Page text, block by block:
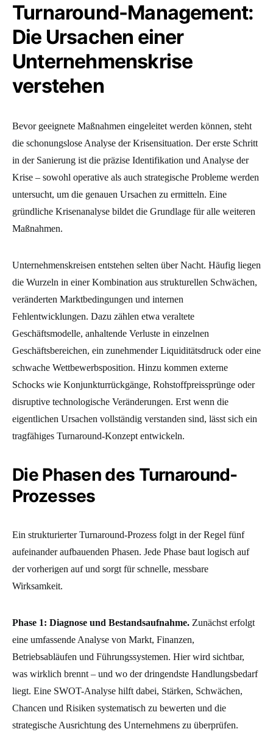
Turnaround-Management:
Die Ursachen einer
Unternehmenskrise
verstehen
Bevor geeignete Maßnahmen eingeleitet werden können, steht
die schonungslose Analyse der Krisensituation. Der erste Schritt
in der Sanierung ist die präzise Identifikation und Analyse der
Krise – sowohl operative als auch strategische Probleme werden
untersucht, um die genauen Ursachen zu ermitteln. Eine
gründliche Krisenanalyse bildet die Grundlage für alle weiteren
Maßnahmen.
Unternehmenskreisen entstehen selten über Nacht. Häufig liegen
die Wurzeln in einer Kombination aus strukturellen Schwächen,
veränderten Marktbedingungen und internen
Fehlentwicklungen. Dazu zählen etwa veraltete
Geschäftsmodelle, anhaltende Verluste in einzelnen
Geschäftsbereichen, ein zunehmender Liquiditätsdruck oder eine
schwache Wettbewerbsposition. Hinzu kommen externe
Schocks wie Konjunkturrückgänge, Rohstoffpreissprünge oder
disruptive technologische Veränderungen. Erst wenn die
eigentlichen Ursachen vollständig verstanden sind, lässt sich ein
tragfähiges Turnaround-Konzept entwickeln.
Die Phasen des Turnaround-
Prozesses
Ein strukturierter Turnaround-Prozess folgt in der Regel fünf
aufeinander aufbauenden Phasen. Jede Phase baut logisch auf
der vorherigen auf und sorgt für schnelle, messbare
Wirksamkeit.
Phase 1: Diagnose und Bestandsaufnahme. Zunächst erfolgt
eine umfassende Analyse von Markt, Finanzen,
Betriebsabläufen und Führungssystemen. Hier wird sichtbar,
was wirklich brennt – und wo der dringendste Handlungsbedarf
liegt. Eine SWOT-Analyse hilft dabei, Stärken, Schwächen,
Chancen und Risiken systematisch zu bewerten und die
strategische Ausrichtung des Unternehmens zu überprüfen.